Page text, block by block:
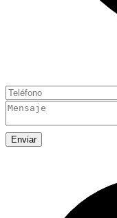
Enviar